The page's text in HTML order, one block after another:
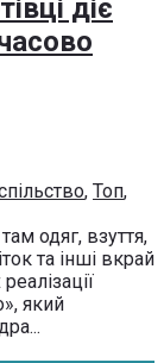
діє
, Топ,
одяг, взуття,
та інші вкрай
який